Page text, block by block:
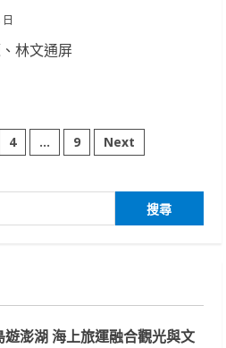
林文通屏
4 ... 9 Next
澎湖 海上旅運融合觀光與文